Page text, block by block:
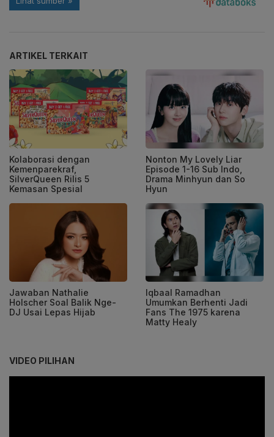
ARTIKEL TERKAIT
Kolaborasi dengan
Kemenparekraf,
SilverQueen Rilis 5
Kemasan Spesial
Nonton My Lovely Liar
Episode 1-16 Sub Indo,
Drama Minhyun dan So
Hyun
Jawaban Nathalie
Holscher Soal Balik Nge-
DJ Usai Lepas Hijab
Iqbaal Ramadhan
Umumkan Berhenti Jadi
Fans The 1975 karena
Matty Healy
VIDEO PILIHAN